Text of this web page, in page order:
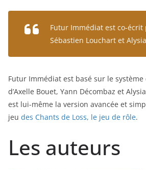
Futur Immédiat est co-écrit
Sébastien Louchart et
Futur Immédiat est basé sur le système
d’Axelle Bouet, Yann Décombaz et
est lui-même la version avancée et
jeu des Chants de Loss, le jeu de rôle.
Les auteurs